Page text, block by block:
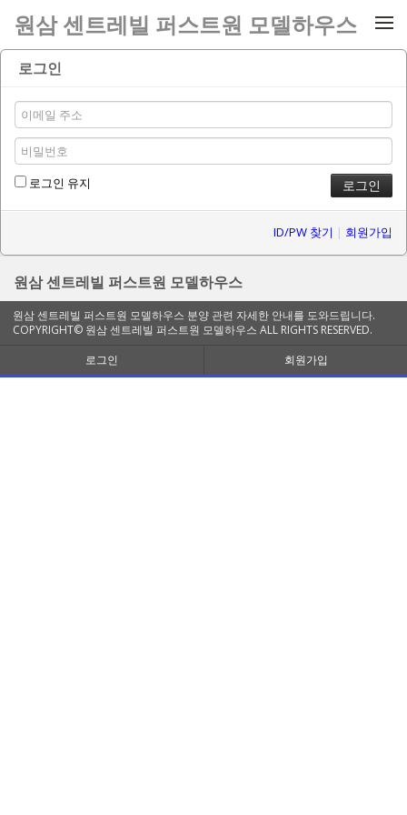
메뉴 건너뛰기
원삼 센트레빌 퍼스트원 모델하우스
로그인
로그인 유지
ID/PW 찾기 | 회원가입
원삼 센트레빌 퍼스트원 모델하우스
원삼 센트레빌 퍼스트원 모델하우스 분양 관련 자세한 안내를 도와드립니다.
COPYRIGHT© 원삼 센트레빌 퍼스트원 모델하우스 ALL RIGHTS RESERVED.
로그인
회원가입